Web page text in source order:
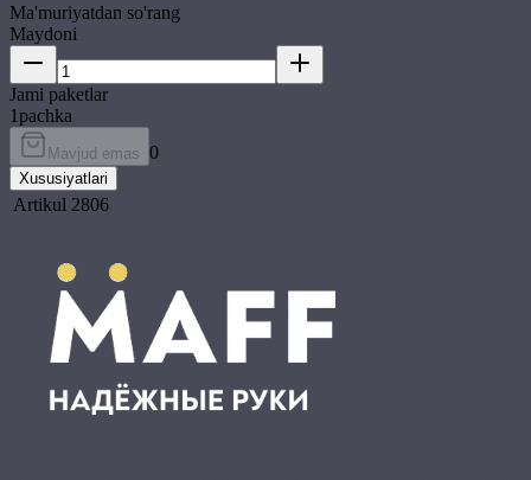
Ma'muriyatdan so'rang
Maydoni
Jami paketlar
1pachka
Mavjud emas 0
Xususiyatlari
Artikul 2806